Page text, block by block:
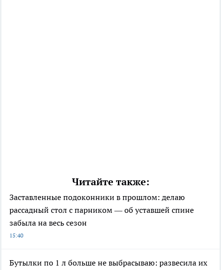
Читайте также:
Заставленные подоконники в прошлом: делаю
рассадный стол с парником — об уставшей спине
забыла на весь сезон
15:40
Бутылки по 1 л больше не выбрасываю: развесила их